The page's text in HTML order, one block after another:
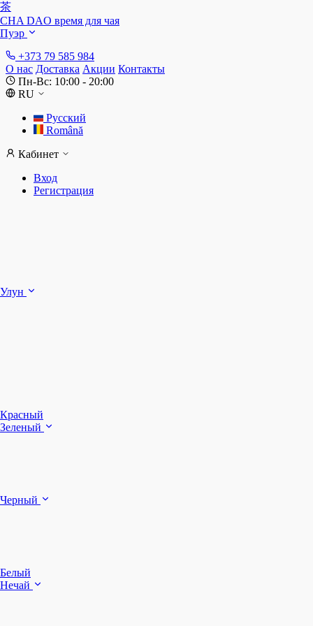
+373 79 585 984
О нас Доставка Акции Контакты
Пн-Вс: 10:00 - 20:00
RU
Русский
Română
Кабинет
Вход
Регистрация
茶
CHA DAO время для чая
Пуэр
Улун
Красный
Зеленый
Черный
Белый
Нечай